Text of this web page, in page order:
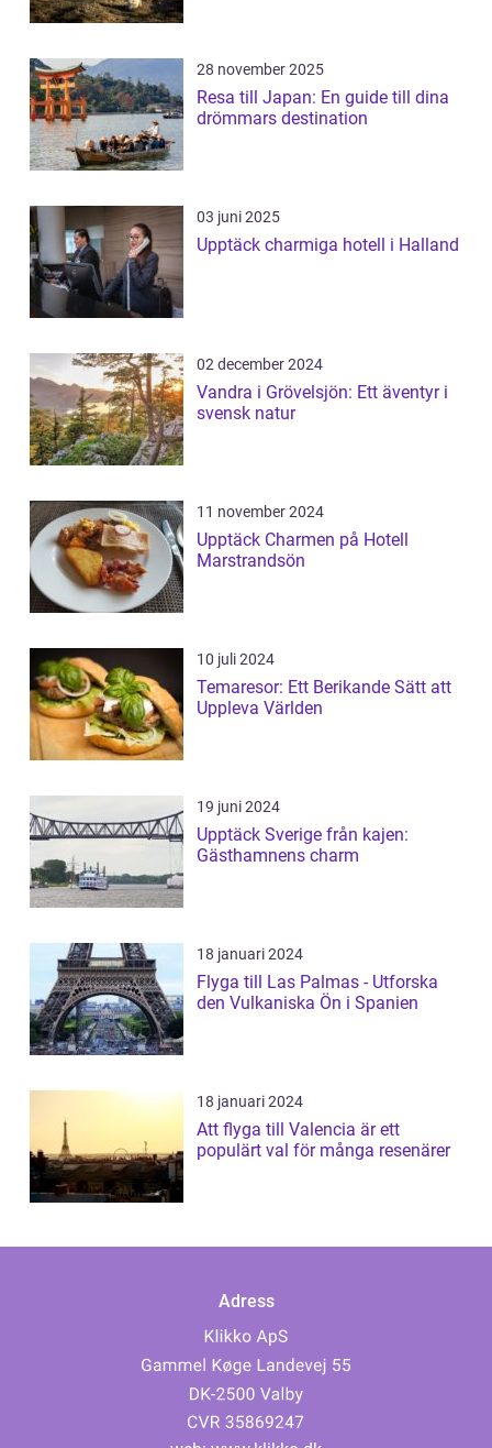
28 november 2025
Resa till Japan: En guide till dina
drömmars destination
03 juni 2025
Upptäck charmiga hotell i Halland
02 december 2024
Vandra i Grövelsjön: Ett äventyr i
svensk natur
11 november 2024
Upptäck Charmen på Hotell
Marstrandsön
10 juli 2024
Temaresor: Ett Berikande Sätt att
Uppleva Världen
19 juni 2024
Upptäck Sverige från kajen:
Gästhamnens charm
18 januari 2024
Flyga till Las Palmas - Utforska
den Vulkaniska Ön i Spanien
18 januari 2024
Att flyga till Valencia är ett
populärt val för många resenärer
Adress